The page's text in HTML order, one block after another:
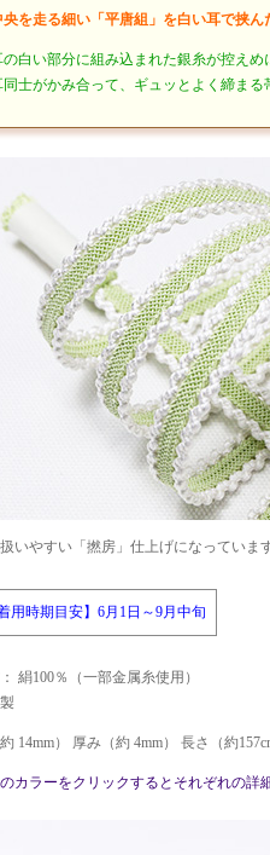
央を走る細い「平唐組」を白い耳で挟
の白い部分に組み込まれた銀糸が控えめ
同士がかみ合って、ギュッとよく締まる
いやすい「撚房」仕上げになっていま
着用時期目安】6月1日～9月中旬
絹100％（一部金属糸使用）
14mm） 厚み（約 4mm） 長さ（約
カラーをクリックするとそれぞれの詳